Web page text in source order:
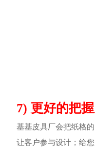
7) 更好的把
基基皮具厂会把纸格
让客户参与设计；给